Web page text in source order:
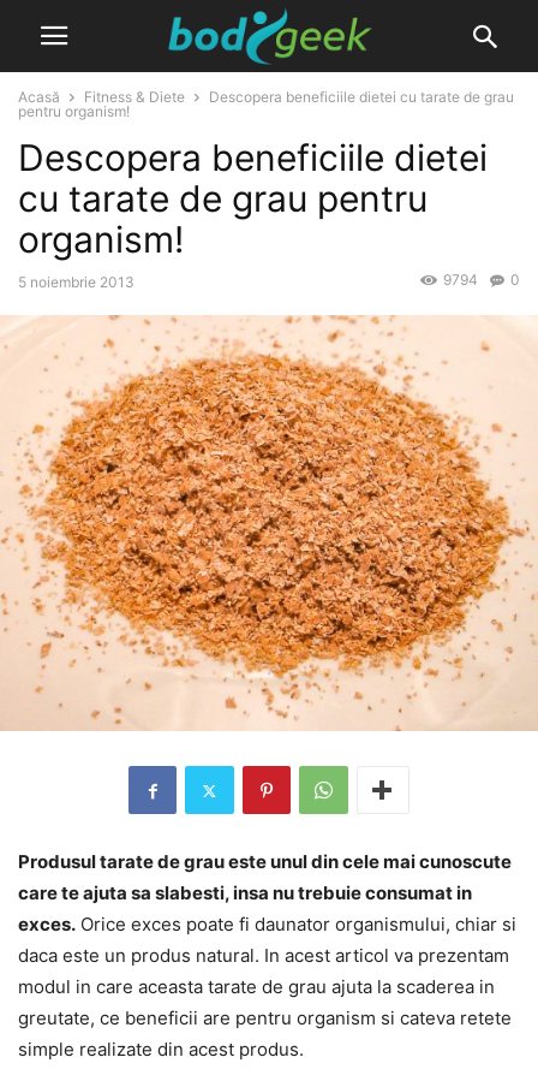
Acasă Fitness & Diete
Descopera beneficiile dietei cu tarate de grau
pentru organism!
Descopera beneficiile dietei
cu tarate de grau pentru
organism!
5 noiembrie 2013 0
9794
Produsul tarate de grau este unul din cele mai cunoscute
care te ajuta sa slabesti, insa nu trebuie consumat in
exces. Orice exces poate fi daunator organismului, chiar si
daca este un produs natural. In acest articol va prezentam
modul in care aceasta tarate de grau ajuta la scaderea in
greutate, ce beneficii are pentru organism si cateva retete
simple realizate din acest produs.